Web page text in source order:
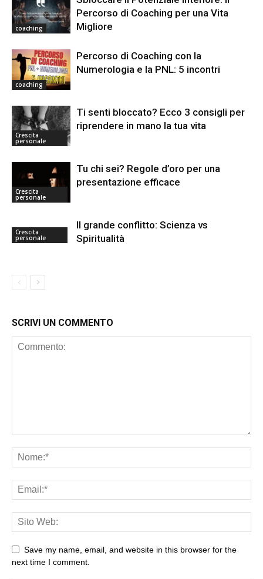
coaching
Percorso di Coaching per una Vita
Migliore
coaching
Percorso di Coaching con la
Numerologia e la PNL: 5 incontri
Crescita
personale
Ti senti bloccato? Ecco 3 consigli per
riprendere in mano la tua vita
Crescita
personale
Tu chi sei? Regole d’oro per una
presentazione efficace
Crescita
personale
Il grande conflitto: Scienza vs
Spiritualità
SCRIVI UN COMMENTO
Save my name, email, and website in this browser for the
next time I comment.